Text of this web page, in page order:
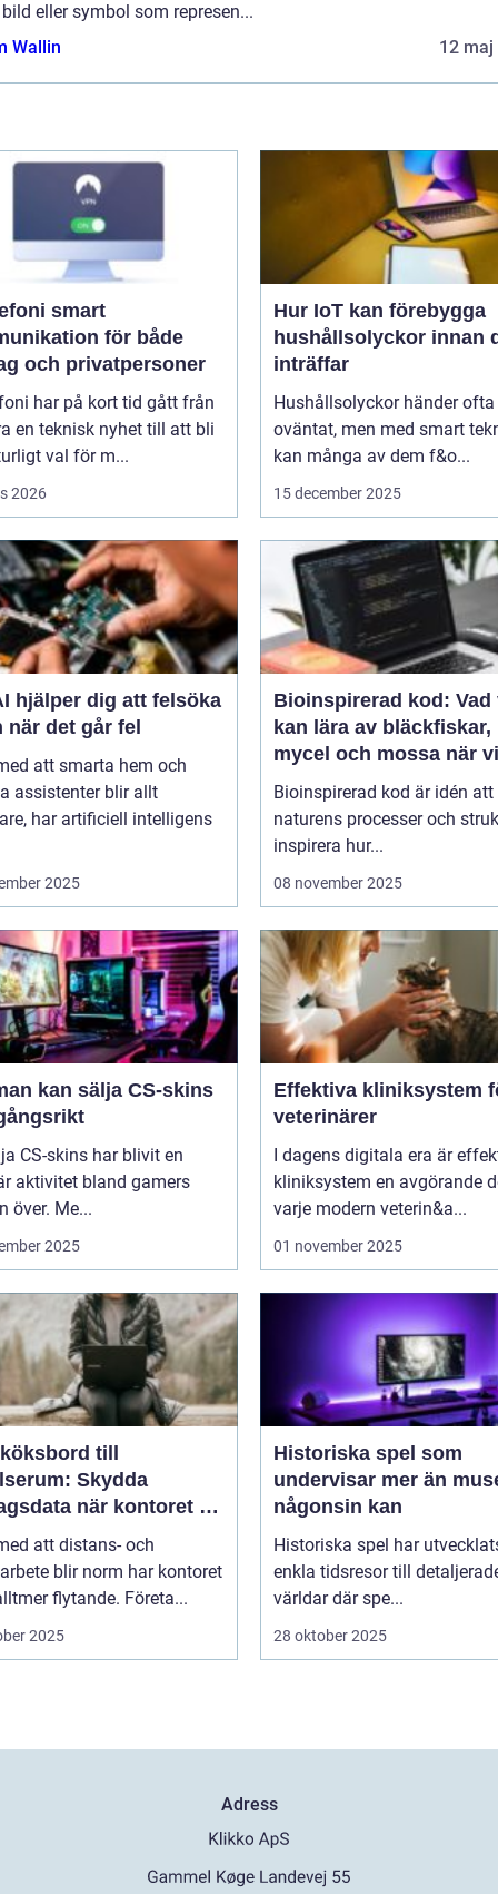
eller symbol som represen...
Wallin
12 maj
smart
för både
och privatpersoner
har på kort tid gått från
en teknisk nyhet till att bli
val för m...
2026
Hur IoT kan förebygga
hushållsolyckor innan
inträffar
Hushållsolyckor händer ofta
oväntat, men med smart
kan många av dem f&o...
15 december 2025
hjälper dig att felsöka
när det går fel
att smarta hem och
assistenter blir allt
har artificiell intelligens
2025
Bioinspirerad kod: Vad
kan lära av bläckfiskar,
mycel och mossa när vi
bygger nya system
Bioinspirerad kod är idén
naturens processer och
inspirera hur...
08 november 2025
kan sälja CS-skins
CS-skins har blivit en
aktivitet bland gamers
över. Me...
2025
Effektiva kliniksystem
veterinärer
I dagens digitala era är
kliniksystem en avgörande
varje modern veterin&a...
01 november 2025
till
Skydda
när kontoret är
att distans- och
blir norm har kontoret
flytande. Företa...
2025
Historiska spel som
undervisar mer än
någonsin kan
Historiska spel har
enkla tidsresor till
världar där spe...
28 oktober 2025
Adress